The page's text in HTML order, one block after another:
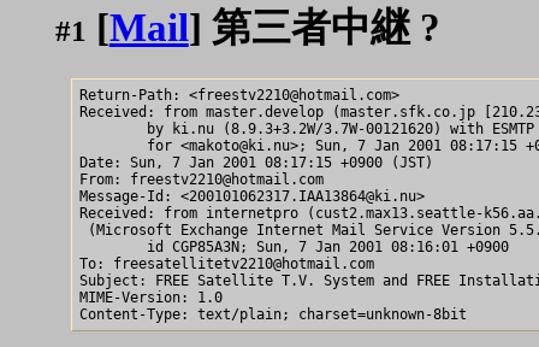
#1 [Mail] 第三者中継 ?
Return-Path: <freestv2210@hotmail.com>
Received: from master.develop (master.sfk.co.jp
by ki.nu (8.9.3+3.2W/3.7W-00121620) with ESMTP
for <makoto@ki.nu>; Sun, 7 Jan 2001 08:17:15
Date: Sun, 7 Jan 2001 08:17:15 +0900 (JST)
From: freestv2210@hotmail.com
Message-Id: <200101062317.IAA13864@ki.nu>
Received: from internetpro (cust2.max13.seattle-
(Microsoft Exchange Internet Mail Service Version
        id CGP85A3N; Sun, 7 Jan 2001 08:16:01 +0900
To: freesatellitetv2210@hotmail.com
Subject: FREE Satellite T.V. System and FREE
MIME-Version: 1.0